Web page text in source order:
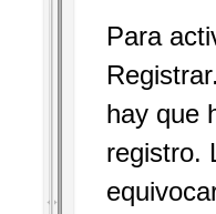
Para
hay que
registro.